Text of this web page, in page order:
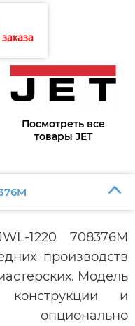
Посмотреть все
товары JET
1220 708376M
производств
Модель
конструкции и